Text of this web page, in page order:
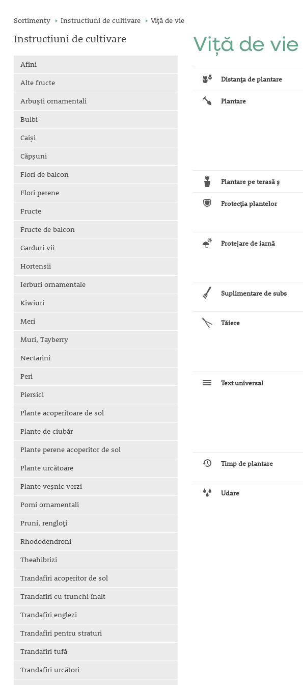
Sortimenty Instructiuni de cultivare Viţă de vie
Instructiuni de cultivare
Afini
Alte fructe
Arbuşti ornamentali
Bulbi
Caişi
Căpşuni
Flori de balcon
Flori perene
Fructe
Fructe de balcon
Garduri vii
Hortensii
Ierburi ornamentale
Kiwiuri
Meri
Muri, Tayberry
Nectarini
Peri
Piersici
Plante acoperitoare de sol
Plante de ciubăr
Plante perene acoperitor de sol
Plante urcătoare
Plante veşnic verzi
Pomi ornamentali
Pruni, rengloţi
Rhododendroni
Theahibrizi
Trandafiri acoperitor de sol
Trandafiri cu trunchi înalt
Trandafiri englezi
Trandafiri pentru straturi
Trandafiri tufă
Trandafiri urcători
Viţă de vie
Distanţa de plantare
Plantare
Plantare pe terasă ş
Protecţia plantelor
Protejare de iarnă
Suplimentare de subs
Tăiere
Text universal
Timp de plantare
Udare